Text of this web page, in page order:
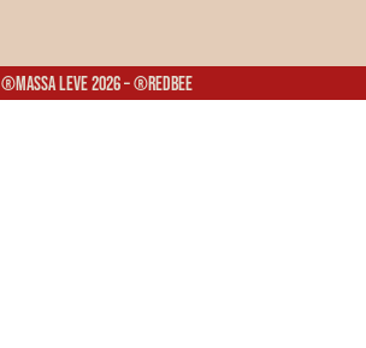
®Massa Leve 2026 – ®Redbee